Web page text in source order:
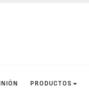
PRODUCTOS